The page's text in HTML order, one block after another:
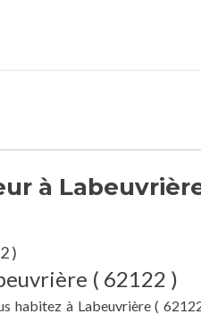
à
)
( 62122 )
habitez à Labeuvrière (